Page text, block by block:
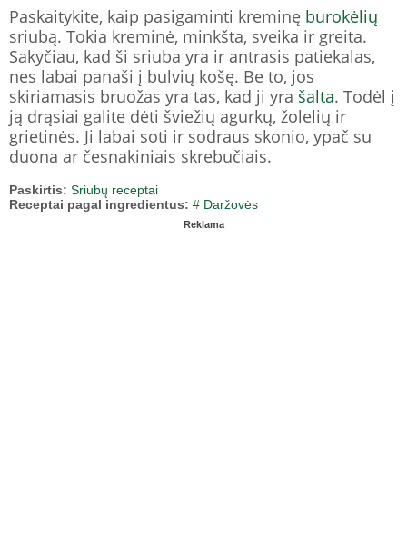
Paskaitykite, kaip pasigaminti kreminę burokėlių
sriubą. Tokia kreminė, minkšta, sveika ir greita.
Sakyčiau, kad ši sriuba yra ir antrasis patiekalas,
nes labai panaši į bulvių košę. Be to, jos
skiriamasis bruožas yra tas, kad ji yra šalta. Todėl į
ją drąsiai galite dėti šviežių agurkų, žolelių ir
grietinės. Ji labai soti ir sodraus skonio, ypač su
duona ar česnakiniais skrebučiais.
Paskirtis: Sriubų receptai
Receptai pagal ingredientus: # Daržovės
Reklama